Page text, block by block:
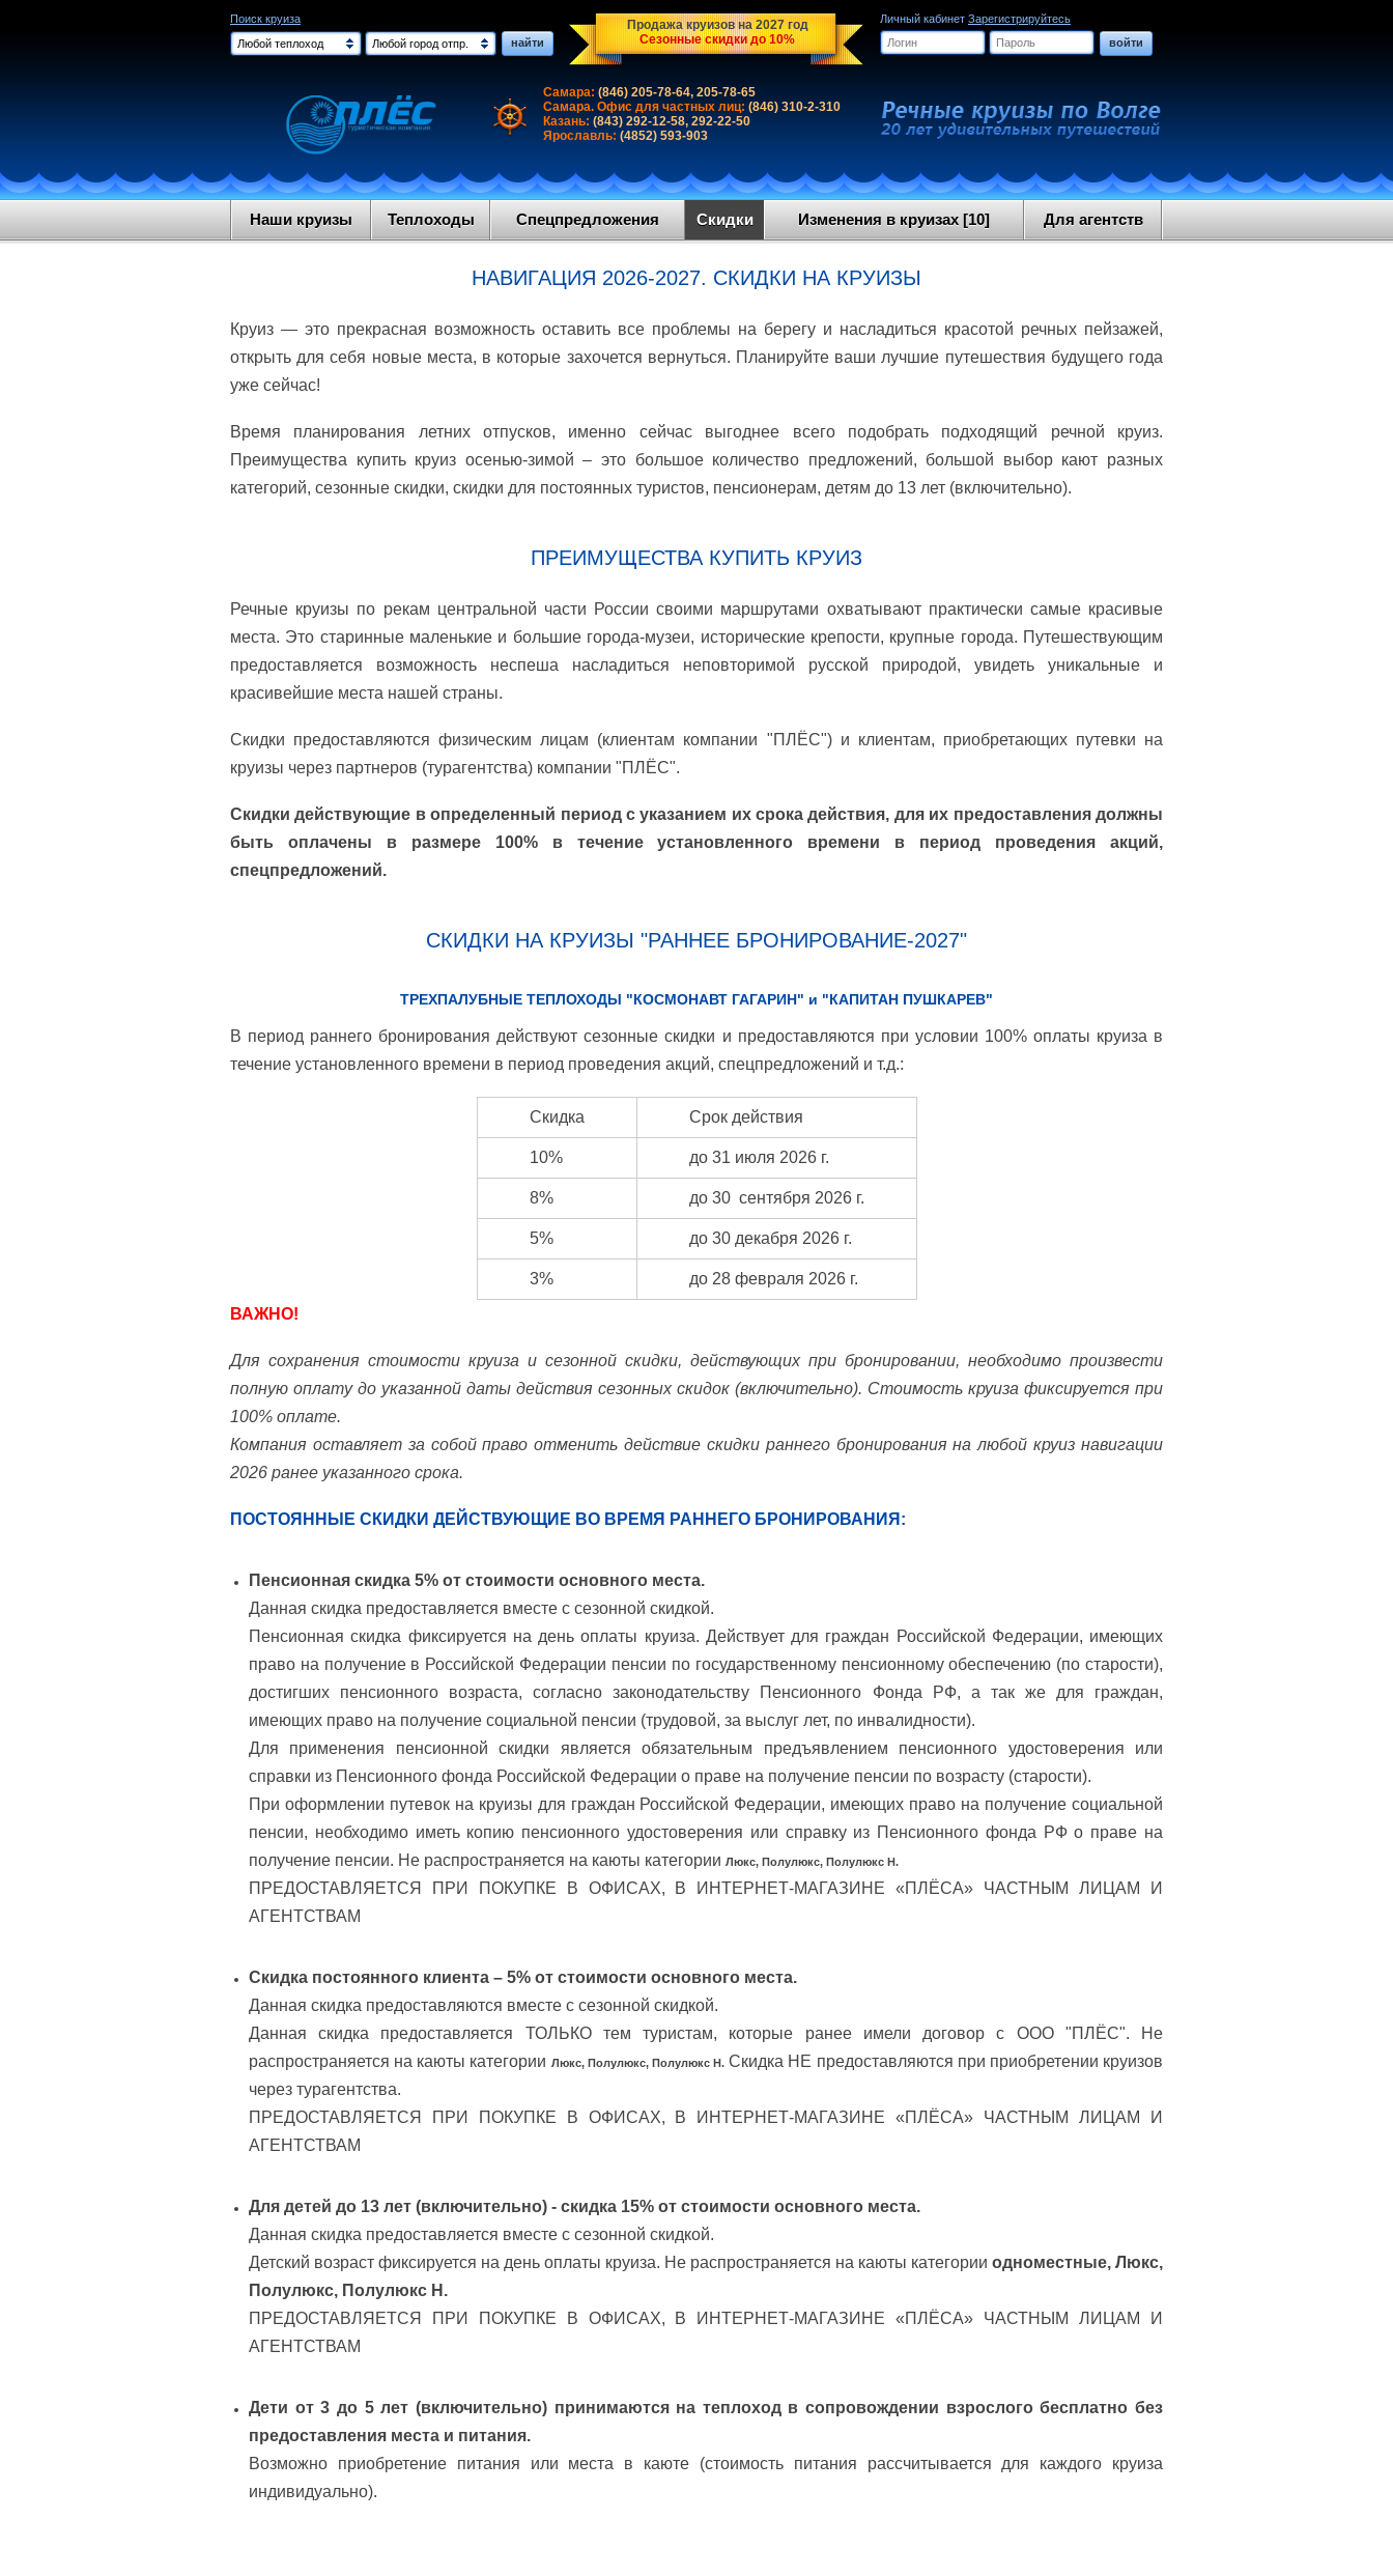
Поиск круиза
Любой теплоход
Любой город отпр. найти
Продажа круизов на 2027 год
Сезонные скидки до 10%
Личный кабинет Зарегистрируйтесь
войти
Самара: (846) 205-78-64, 205-78-65
Самара. Офис для частных лиц: (846) 310-2-310
Казань: (843) 292-12-58, 292-22-50
Ярославль: (4852) 593-903
Наши круизы Теплоходы Спецпредложения Скидки Изменения в круизах [10] Для агентств
НАВИГАЦИЯ 2026-2027. СКИДКИ НА КРУИЗЫ
Круиз — это прекрасная возможность оставить все проблемы на берегу и насладиться красотой речных пейзажей,
открыть для себя новые места, в которые захочется вернуться. Планируйте ваши лучшие путешествия будущего года
уже сейчас!
Время планирования летних отпусков, именно сейчас выгоднее всего подобрать подходящий речной круиз.
Преимущества купить круиз осенью-зимой – это большое количество предложений, большой выбор кают разных
категорий, сезонные скидки, скидки для постоянных туристов, пенсионерам, детям до 13 лет (включительно).
ПРЕИМУЩЕСТВА КУПИТЬ КРУИЗ
Речные круизы по рекам центральной части России своими маршрутами охватывают практически самые красивые
места. Это старинные маленькие и большие города-музеи, исторические крепости, крупные города. Путешествующим
предоставляется возможность неспеша насладиться неповторимой русской природой, увидеть уникальные и
красивейшие места нашей страны.
Скидки предоставляются физическим лицам (клиентам компании "ПЛЁС") и клиентам, приобретающих путевки на
круизы через партнеров (турагентства) компании "ПЛЁС".
Скидки действующие в определенный период с указанием их срока действия, для их предоставления должны
быть оплачены в размере 100% в течение установленного времени в период проведения акций,
спецпредложений.
СКИДКИ НА КРУИЗЫ "РАННЕЕ БРОНИРОВАНИЕ-2027"
ТРЕХПАЛУБНЫЕ ТЕПЛОХОДЫ "КОСМОНАВТ ГАГАРИН" и "КАПИТАН ПУШКАРЕВ"
В период раннего бронирования действуют сезонные скидки и предоставляются при условии 100% оплаты круиза в
течение установленного времени в период проведения акций, спецпредложений и т.д.:
Скидка Срок действия
10% до 31 июля 2026 г.
8% до 30 сентября 2026 г.
5% до 30 декабря 2026 г.
3%
до 28 февраля 2026 г.
ВАЖНО!
Для сохранения стоимости круиза и сезонной скидки, действующих при бронировании, необходимо произвести
полную оплату до указанной даты действия сезонных скидок (включительно). Стоимость круиза фиксируется при
100% оплате.
Компания оставляет за собой право отменить действие скидки раннего бронирования на любой круиз навигации
2026 ранее указанного срока.
ПОСТОЯННЫЕ СКИДКИ ДЕЙСТВУЮЩИЕ ВО ВРЕМЯ РАННЕГО БРОНИРОВАНИЯ:
Пенсионная скидка 5% от стоимости основного места.
Данная скидка предоставляется вместе с сезонной скидкой.
Пенсионная скидка фиксируется на день оплаты круиза. Действует для граждан Российской Федерации, имеющих
право на получение в Российской Федерации пенсии по государственному пенсионному обеспечению (по старости),
достигших пенсионного возраста, согласно законодательству Пенсионного Фонда РФ, а так же для граждан,
имеющих право на получение социальной пенсии (трудовой, за выслуг лет, по инвалидности).
Для применения пенсионной скидки является обязательным предъявлением пенсионного удостоверения или
справки из Пенсионного фонда Российской Федерации о праве на получение пенсии по возрасту (старости).
При оформлении путевок на круизы для граждан Российской Федерации, имеющих право на получение социальной
пенсии, необходимо иметь копию пенсионного удостоверения или справку из Пенсионного фонда РФ о праве на
получение пенсии. Не распространяется на каюты категории Люкс, Полулюкс, Полулюкс Н.
ПРЕДОСТАВЛЯЕТСЯ ПРИ ПОКУПКЕ В ОФИСАХ, В ИНТЕРНЕТ-МАГАЗИНЕ «ПЛЁСА» ЧАСТНЫМ ЛИЦАМ И
АГЕНТСТВАМ
Скидка постоянного клиента – 5% от стоимости основного места.
Данная скидка предоставляются вместе с сезонной скидкой.
Данная скидка предоставляется ТОЛЬКО тем туристам, которые ранее имели договор с ООО "ПЛЁС". Не
распространяется на каюты категории Люкс, Полулюкс, Полулюкс Н. Скидка НЕ предоставляются при приобретении круизов
через турагентства.
ПРЕДОСТАВЛЯЕТСЯ ПРИ ПОКУПКЕ В ОФИСАХ, В ИНТЕРНЕТ-МАГАЗИНЕ «ПЛЁСА» ЧАСТНЫМ ЛИЦАМ И
АГЕНТСТВАМ
Для детей до 13 лет (включительно) - скидка 15% от стоимости основного места.
Данная скидка предоставляется вместе с сезонной скидкой.
Детский возраст фиксируется на день оплаты круиза. Не распространяется на каюты категории одноместные, Люкс,
Полулюкс, Полулюкс Н.
ПРЕДОСТАВЛЯЕТСЯ ПРИ ПОКУПКЕ В ОФИСАХ, В ИНТЕРНЕТ-МАГАЗИНЕ «ПЛЁСА» ЧАСТНЫМ ЛИЦАМ И
АГЕНТСТВАМ
Дети от 3 до 5 лет (включительно) принимаются на теплоход в сопровождении взрослого бесплатно без
предоставления места и питания.
Возможно приобретение питания или места в каюте (стоимость питания рассчитывается для каждого круиза
индивидуально).